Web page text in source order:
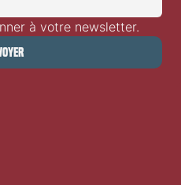
à votre newsletter.